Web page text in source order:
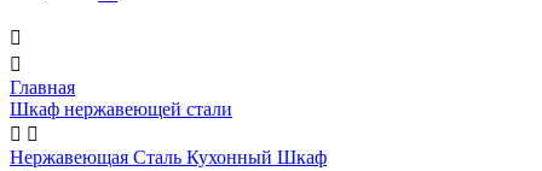


Главная
Шкаф нержавеющей стали
 
Нержавеющая Сталь Кухонный Шкаф